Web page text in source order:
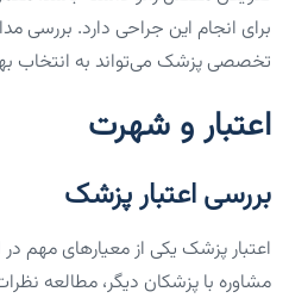
برای انجام این جراحی دارد. بررسی
تخصصی پزشک می‌تواند به انتخاب
اعتبار و شهرت
بررسی اعتبار پزشک
اعتبار پزشک یکی از معیارهای مهم
مشاوره با پزشکان دیگر، مطالعه